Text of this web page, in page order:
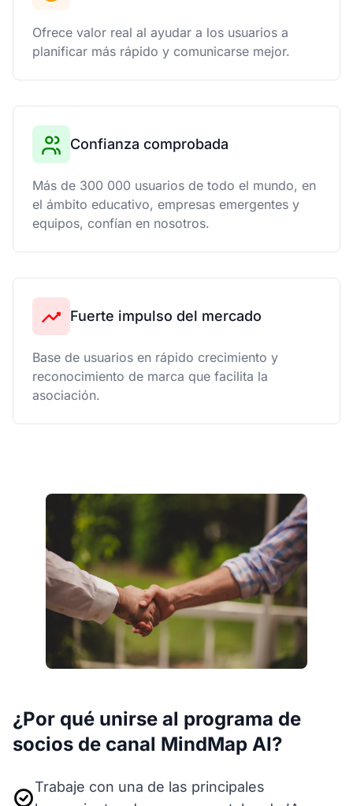
Ofrece valor real al ayudar a los usuarios a
planificar más rápido y comunicarse mejor.
Confianza comprobada
Más de 300 000 usuarios de todo el mundo, en
el ámbito educativo, empresas emergentes y
equipos, confían en nosotros.
Fuerte impulso del mercado
Base de usuarios en rápido crecimiento y
reconocimiento de marca que facilita la
asociación.
¿Por qué unirse al programa de
socios de canal MindMap AI?
Trabaje con una de las principales